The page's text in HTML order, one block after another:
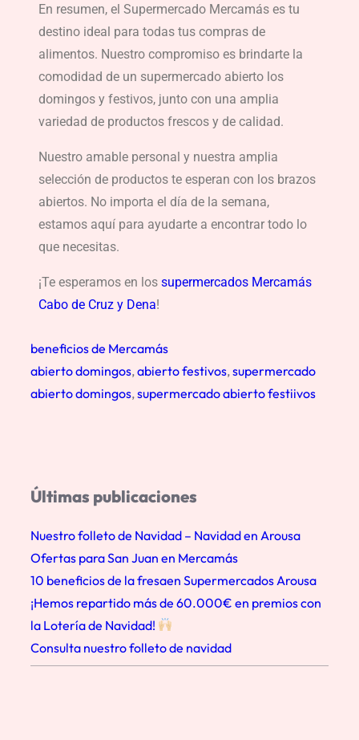
En resumen, el Supermercado Mercamás es tu
destino ideal para todas tus compras de
alimentos. Nuestro compromiso es brindarte la
comodidad de un supermercado abierto los
domingos y festivos, junto con una amplia
variedad de productos frescos y de calidad.
Nuestro amable personal y nuestra amplia
selección de productos te esperan con los brazos
abiertos. No importa el día de la semana,
estamos aquí para ayudarte a encontrar todo lo
que necesitas.
¡Te esperamos en los supermercados Mercamás
Cabo de Cruz y Dena!
beneficios de Mercamás
abierto domingos, abierto festivos, supermercado
abierto domingos, supermercado abierto festiivos
Últimas publicaciones
Nuestro folleto de Navidad – Navidad en Arousa
Ofertas para San Juan en Mercamás
10 beneficios de la fresaen Supermercados Arousa
¡Hemos repartido más de 60.000€ en premios con
la Lotería de Navidad!
Consulta nuestro folleto de navidad